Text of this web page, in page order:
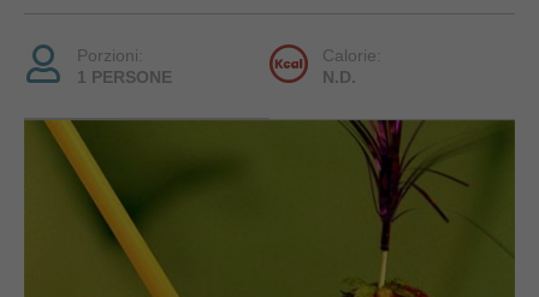
Porzioni:
1 PERSONE
Calorie:
N.D.